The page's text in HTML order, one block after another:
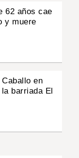
62 años cae
y muere
en
barriada El